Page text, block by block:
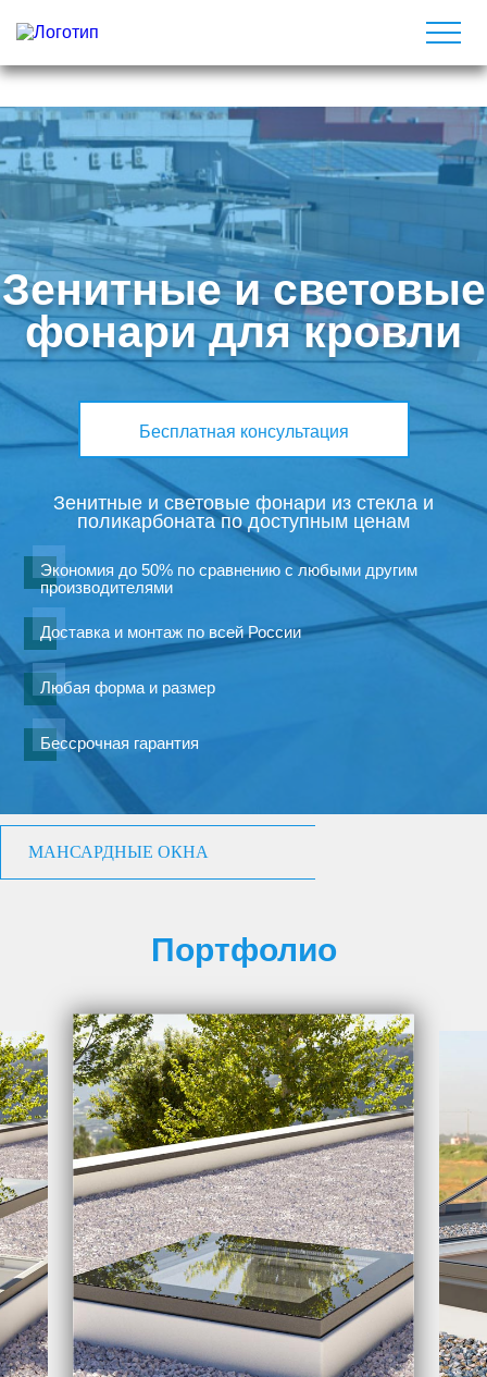
Зенитные и световые
фонари для кровли
Бесплатная консультация
Зенитные и световые фонари из стекла и
поликарбоната по доступным ценам
Экономия до 50% по сравнению с любыми другим
производителями
Доставка и монтаж по всей России
Любая форма и размер
Бессрочная гарантия
МАНСАРДНЫЕ ОКНА
Портфолио